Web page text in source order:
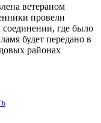
ветераном
провели
где было
будет передано в
районах